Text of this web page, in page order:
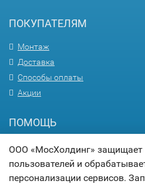
ПОКУПАТЕЛЯМ
Монтаж
Доставка
Способы оплаты
Акции
ПОМОЩЬ
Вопрос-ответ
Гарантия
Статьи
ООО «МосХолдинг» защищает
пользователей и
персонализации сервисов.